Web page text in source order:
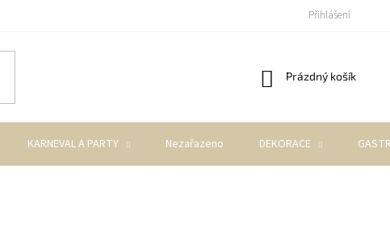
Přihlášení
Nákupní
Prázdný košík
KARNEVAL A PARTY Nezařazeno DEKORACE